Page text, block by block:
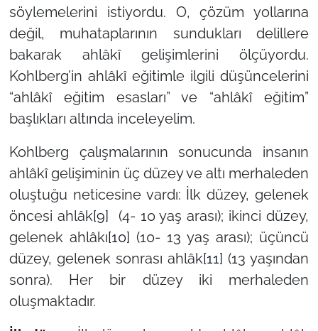
söylemelerini istiyordu. O, çözüm yollarına
değil, muhataplarının sundukları delillere
bakarak ahlâkî gelişimlerini ölçüyordu.
Kohlberg’in ahlâkî eğitimle ilgili düşüncelerini
“ahlâkî eğitim esasları” ve “ahlâkî eğitim”
başlıkları altında inceleyelim.
Kohlberg çalışmalarının sonucunda insanın
ahlâkî gelişiminin üç düzey ve altı merhaleden
oluştuğu neticesine vardı: İlk düzey, gelenek
öncesi ahlâk[9] (4- 10 yaş arası); ikinci düzey,
gelenek ahlâkı[10] (10- 13 yaş arası); üçüncü
düzey, gelenek sonrası ahlâk[11] (13 yaşından
sonra). Her bir düzey iki merhaleden
oluşmaktadır.